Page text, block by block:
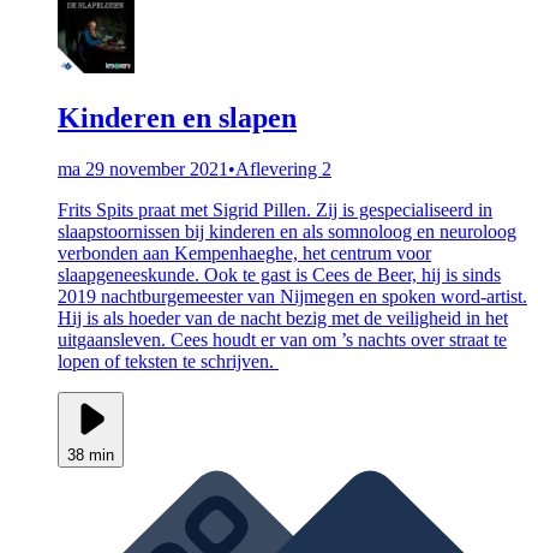
Kinderen en slapen
ma 29 november 2021 •Aflevering 2
Frits Spits praat met Sigrid Pillen. Zij is gespecialiseerd in
slaapstoornissen bij kinderen en als somnoloog en neuroloog
verbonden aan Kempenhaeghe, het centrum voor
slaapgeneeskunde. Ook te gast is Cees de Beer, hij is sinds
2019 nachtburgemeester van Nijmegen en spoken word-artist.
Hij is als hoeder van de nacht bezig met de veiligheid in het
uitgaansleven. Cees houdt er van om ’s nachts over straat te
lopen of teksten te schrijven.
38 min